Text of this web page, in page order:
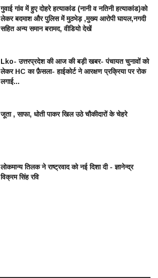
गुवाई गांव में हुए दोहरे हत्याकांड (नानी व नतिनी हत्याकांड)को
लेकर बदमाश और पुलिस में मुठभेड़ ,मुख्य आरोपी घायल,नगदी
सहित अन्य समान बरामद, वीडियो देखें
Lko- उत्तरप्रदेश की आज की बड़ी खबर- पंचायत चुनावों को
लेकर HC का फ़ैसला- हाईकोर्ट ने आरक्षण प्रक्रिया पर रोक
लगाई...
जूता , साफा, धोती पाकर खिल उठे चौकीदारों के चेहरे
लोकमान्य तिलक ने राष्ट्रवाद को नई दिशा दी - ज्ञानेन्द्र
विक्रम सिंह रवि